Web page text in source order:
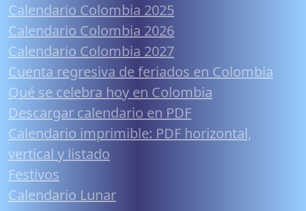
Calendario Colombia 2025
Calendario Colombia 2026
Calendario Colombia 2027
Cuenta regresiva de feriados en Colombia
Qué se celebra hoy en Colombia
Descargar calendario en PDF
Calendario imprimible: PDF horizontal,
vertical y listado
Festivos
Calendario Lunar